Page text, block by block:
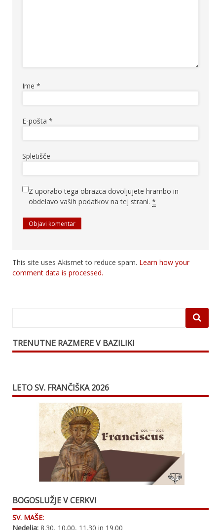
Ime *
E-pošta *
Spletišče
Z uporabo tega obrazca dovoljujete hrambo in
obdelavo vaših podatkov na tej strani. *
This site uses Akismet to reduce spam. Learn how your
comment data is processed.
TRENUTNE RAZMERE V BAZILIKI
LETO SV. FRANČIŠKA 2026
BOGOSLUŽJE V CERKVI
SV. MAŠE:
Nedelja: 8.30, 10.00, 11.30 in 19.00